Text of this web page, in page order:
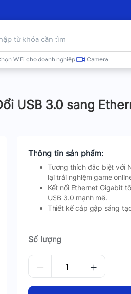
WiFi cho doanh nghiệp Camera
USB 3.0 sang
Thông tin sản phẩm:
Tương thích đặc biệt với
lại trải nghiệm game
Kết nối Ethernet Gigabit
USB 3.0 mạnh mẽ.
Thiết kế cáp gập sáng
Số lượng